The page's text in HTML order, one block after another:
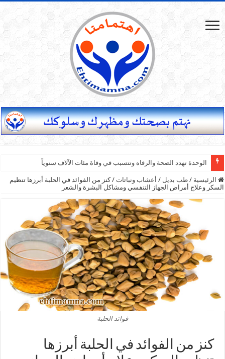
الوحدة تهدد الصحة والرفاه وتتسبب في وفاة مئات الآلاف سنوياً
الرئيسية / طب بديل / أعشاب ونباتات / كنز من الفوائد في الحلبة أبرزها تنظيم
السكر وعلاج أمراض الجهاز التنفسي ومشاكل البشرة والشعر
فوائد الحلبة
كنز من الفوائد في الحلبة أبرزها